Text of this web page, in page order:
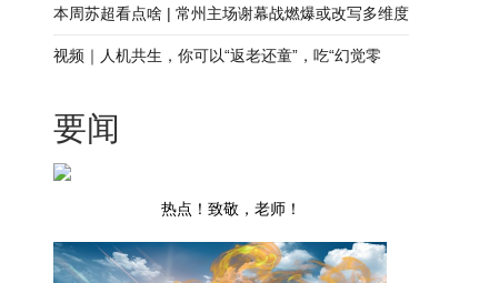
本周苏超看点啥 | 常州主场谢幕战燃爆或改写多维度
格局
视频｜人机共生，你可以“返老还童”，吃“幻觉零
要闻
热点！致敬，老师！